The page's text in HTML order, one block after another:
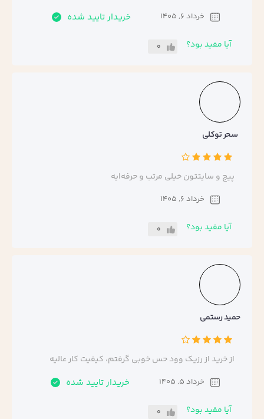
خرداد 6, 1405 خریدار تایید شده
آیا مفید بود؟ 0
سحر توکلی
پیج و سایتتون خیلی مرتب و حرفه‌ایه
خرداد 6, 1405
آیا مفید بود؟ 0
حمید رستمی
از خرید از رزیک وود حس خوبی گرفتم، کیفیت کار عالیه
خرداد 5, 1405 خریدار تایید شده
آیا مفید بود؟ 0